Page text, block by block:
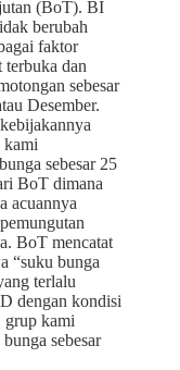
(BoT). BI
berubah
faktor
dan
sebesar
Desember.
kami
sebesar 25
BoT dimana
acuannya
BoT mencatat
“suku bunga
terlalu
dengan kondisi
grup kami
sebesar